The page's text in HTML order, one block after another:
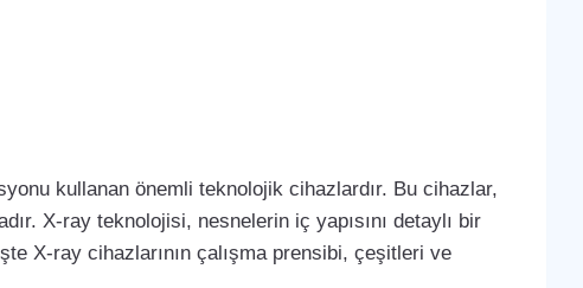
kullanan önemli teknolojik cihazlardır. Bu cihazlar,
X-ray teknolojisi, nesnelerin iç yapısını detaylı bir
X-ray cihazlarının çalışma prensibi, çeşitleri ve